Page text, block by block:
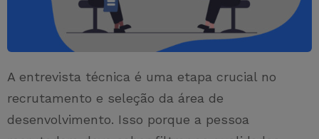
A entrevista técnica é uma etapa crucial no
recrutamento e seleção da área de
desenvolvimento. Isso porque a pessoa